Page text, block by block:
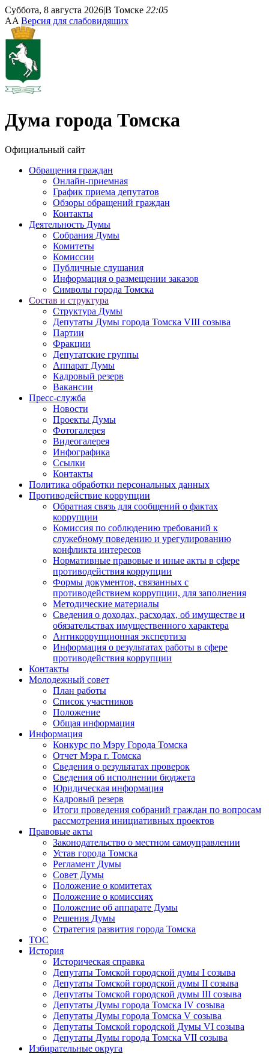
Суббота, 8 августа 2026|В Томске 22:05
AA Версия для слабовидящих
Дума города Томска
Официальный сайт
Обращения граждан
Онлайн-приемная
График приема депутатов
Обзоры обращений граждан
Контакты
Деятельность Думы
Собрания Думы
Комитеты
Комиссии
Публичные слушания
Информация о размещении заказов
Символы города Томска
Состав и структура
Структура Думы
Депутаты Думы города Томска VIII созыва
Партии
Фракции
Депутатские группы
Аппарат Думы
Кадровый резерв
Вакансии
Пресс-служба
Новости
Проекты Думы
Фотогалерея
Видеогалерея
Инфографика
Ссылки
Контакты
Политика обработки персональных данных
Прoтивoдeйствие кoрpупции
Обратная связь для сообщений о фактах
коррупции
Комиссия по соблюдению требований к
служебному поведению и урегулированию
конфликта интересов
Нормативные правовые и иные акты в сфере
противодействия коррупции
Формы документов, связанных с
противодействием коррупции, для заполнения
Методические материалы
Сведения о доходах, расходах, об имуществе и
обязательствах имущественного характера
Антикоррупционная экспертиза
Информация о результатах работы в сфере
противодействия коррупции
Контакты
Молодежный совет
План работы
Список участников
Положение
Общая информация
Информация
Конкурс по Мэру Города Томска
Отчет Мэра г. Томска
Сведения о результатах проверок
Сведения об исполнении бюджета
Юридическая информация
Кадровый резерв
Итоги проведения собраний граждан по вопросам
рассмотрения инициативных проектов
Правовые акты
Законодательство о местном самоуправлении
Устав города Томска
Регламент Думы
Совет Думы
Положение о комитетах
Положение о комиссиях
Положение об аппарате Думы
Решения Думы
Стратегия развития города Томска
ТОС
История
Историческая справка
Депутаты Томской городской думы I созыва
Депутаты Томской городской думы II созыва
Депутаты Томской городской думы III созыва
Депутаты Думы города Томска IV созыва
Депутаты Думы города Томска V созыва
Депутаты Томской городской Думы VI созыва
Депутаты Думы города Томска VII созыва
Избирательные округа